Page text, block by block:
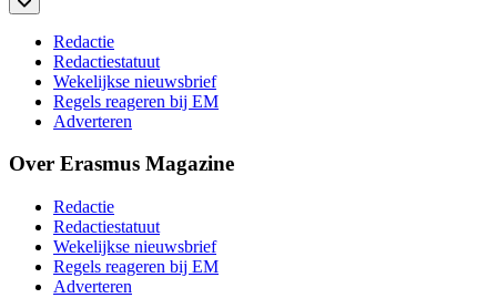
Redactie
Redactiestatuut
Wekelijkse nieuwsbrief
Regels reageren bij EM
Adverteren
Over Erasmus Magazine
Redactie
Redactiestatuut
Wekelijkse nieuwsbrief
Regels reageren bij EM
Adverteren